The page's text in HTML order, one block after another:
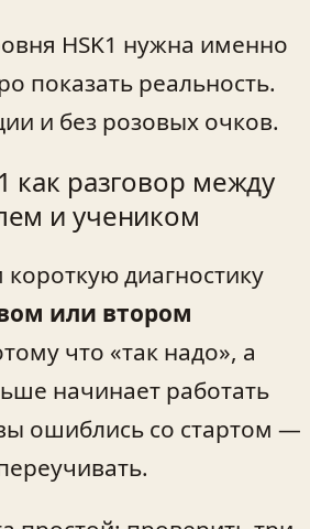
HSK1 нужна именно
показать реальность.
и без розовых очков.
как разговор между
и учеником
диагностику
или втором
что «так надо», а
начинает работать
ошиблись со стартом —